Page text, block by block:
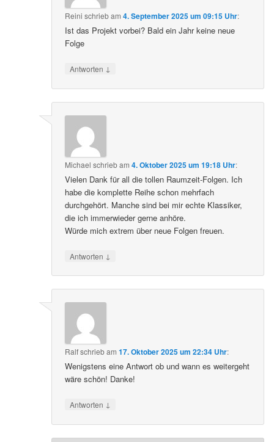
Reini schriebam4. September 2025 um 09:15 Uhr:
Ist das Projekt vorbei? Bald ein Jahr keine neue
Folge
Antworten ↓
Michael schriebam4. Oktober 2025 um 19:18 Uhr:
Vielen Dank für all die tollen Raumzeit-Folgen. Ich
habe die komplette Reihe schon mehrfach
durchgehört. Manche sind bei mir echte Klassiker,
die ich immerwieder gerne anhöre.
Würde mich extrem über neue Folgen freuen.
Antworten ↓
Ralfschriebam17. Oktober 2025 um 22:34 Uhr:
Wenigstens eine Antwort ob und wann es weitergeht
wäre schön! Danke!
Antworten ↓